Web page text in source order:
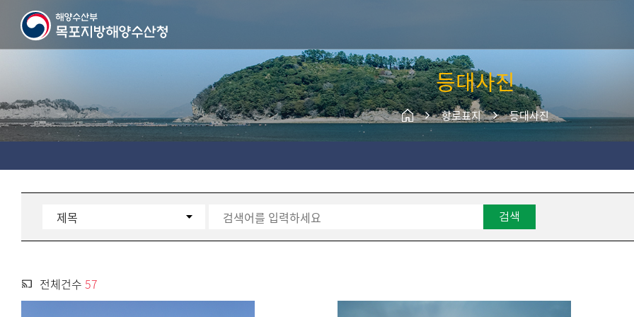
등대사진
항로표지 등대사진
전체건수 57